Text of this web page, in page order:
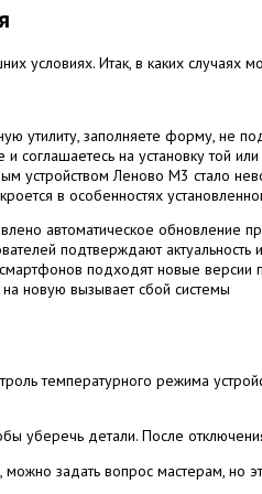
условиях. Итак, в каких случаях
утилиту, заполняете форму, не
на установку той или
устройством Леново М3 стало
в особенностях
автоматическое обновление
подтверждают актуальность
подходят новые версии
новую вызывает сбой системы
температурного режима
уберечь детали. После
задать вопрос мастерам, но